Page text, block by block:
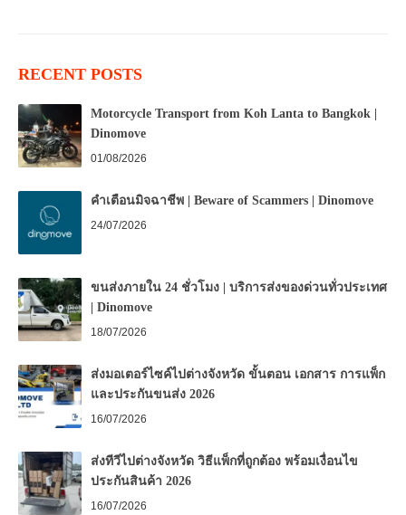
RECENT POSTS
Motorcycle Transport from Koh Lanta to Bangkok |
Dinomove
01/08/2026
คำเตือนมิจฉาชีพ | Beware of Scammers | Dinomove
24/07/2026
ขนส่งภายใน 24 ชั่วโมง | บริการส่งของด่วนทั่วประเทศ
| Dinomove
18/07/2026
ส่งมอเตอร์ไซค์ไปต่างจังหวัด ขั้นตอน เอกสาร การแพ็ก
และประกันขนส่ง 2026
16/07/2026
ส่งทีวีไปต่างจังหวัด วิธีแพ็กที่ถูกต้อง พร้อมเงื่อนไข
ประกันสินค้า 2026
16/07/2026